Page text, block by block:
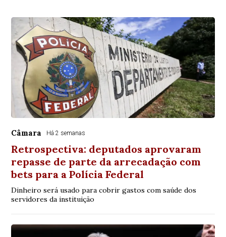
Câmara Há 2 semanas
Retrospectiva: deputados aprovaram
repasse de parte da arrecadação com
bets para a Polícia Federal
Dinheiro será usado para cobrir gastos com saúde dos
servidores da instituição